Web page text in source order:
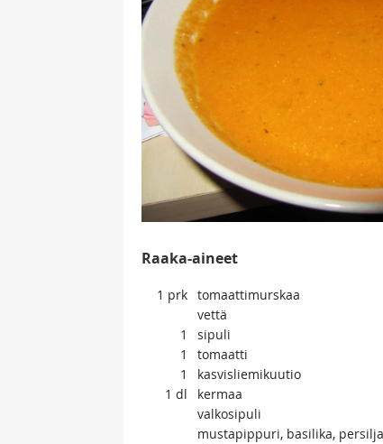
Raaka-aineet
1 prk tomaattimurskaa
vettä
1
sipuli
1
tomaatti
1
kasvisliemikuutio
1 dl
kermaa
valkosipuli
mustapippuri, basilika,